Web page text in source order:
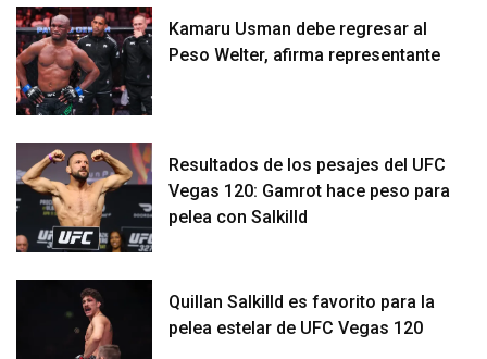
Kamaru Usman debe regresar al
Peso Welter, afirma representante
Resultados de los pesajes del UFC
Vegas 120: Gamrot hace peso para
pelea con Salkilld
Quillan Salkilld es favorito para la
pelea estelar de UFC Vegas 120